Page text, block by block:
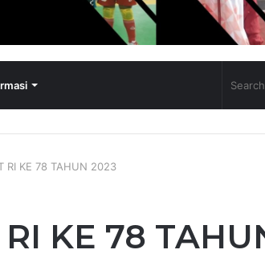
RI KE 78 TAHUN 2023
KE 78